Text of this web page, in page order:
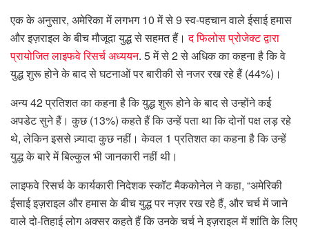
एक के अनुसार, अमेरिका में लगभग 10 में से 9 स्व-पहचान वाले ईसाई हमास
और इज़राइल के बीच मौजूदा युद्ध से सहमत हैं।द फिलोस प्रोजेक्ट द्वारा
प्रायोजित लाइफवे रिसर्च अध्ययन. 5 में से 2 से अधिक का कहना है कि वे
युद्ध शुरू होने के बाद से घटनाओं पर बारीकी से नजर रख रहे हैं (44%)।
अन्य 42 प्रतिशत का कहना है कि युद्ध शुरू होने के बाद से उन्होंने कई
अपडेट सुने हैं। कुछ (13%) कहते हैं कि उन्हें पता था कि दोनों पक्ष लड़ रहे
थे, लेकिन इससे ज़्यादा कुछ नहीं। केवल 1 प्रतिशत का कहना है कि उन्हें
युद्ध के बारे में बिल्कुल भी जानकारी नहीं थी।
लाइफवे रिसर्च के कार्यकारी निदेशक स्कॉट मैककोनेल ने कहा, “अमेरिकी
ईसाई इज़राइल और हमास के बीच युद्ध पर नज़र रख रहे हैं, और चर्च में जाने
वाले दो-तिहाई लोग अक्सर कहते हैं कि उनके चर्च ने इज़राइल में शांति के लिए